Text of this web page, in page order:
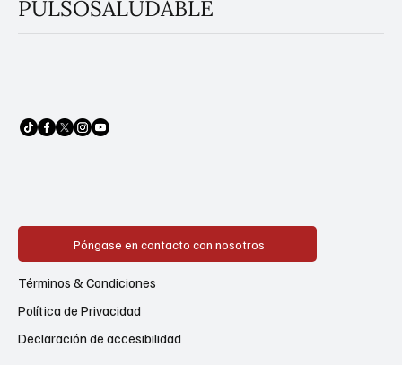
PULSOSALUDABLE
Póngase en contacto con nosotros
Política de Privacidad
Términos & Condiciones
Declaración de accesibilidad